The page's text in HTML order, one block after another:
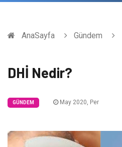
AnaSayfa Gündem
DHİ Nedir?
GÜNDEM May 2020, Per